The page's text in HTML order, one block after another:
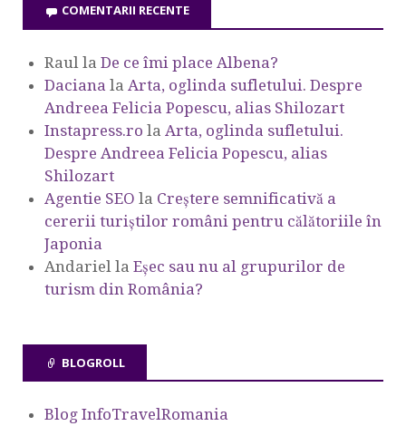
COMENTARII RECENTE
Raul la De ce îmi place Albena?
Daciana la Arta, oglinda sufletului. Despre
Andreea Felicia Popescu, alias Shilozart
Instapress.ro la Arta, oglinda sufletului.
Despre Andreea Felicia Popescu, alias
Shilozart
Agentie SEO la Creștere semnificativă a
cererii turiștilor români pentru călătoriile în
Japonia
Andariel la Eşec sau nu al grupurilor de
turism din România?
BLOGROLL
Blog InfoTravelRomania